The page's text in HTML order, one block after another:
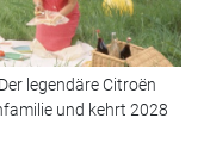
legendäre Citroën
und kehrt 2028